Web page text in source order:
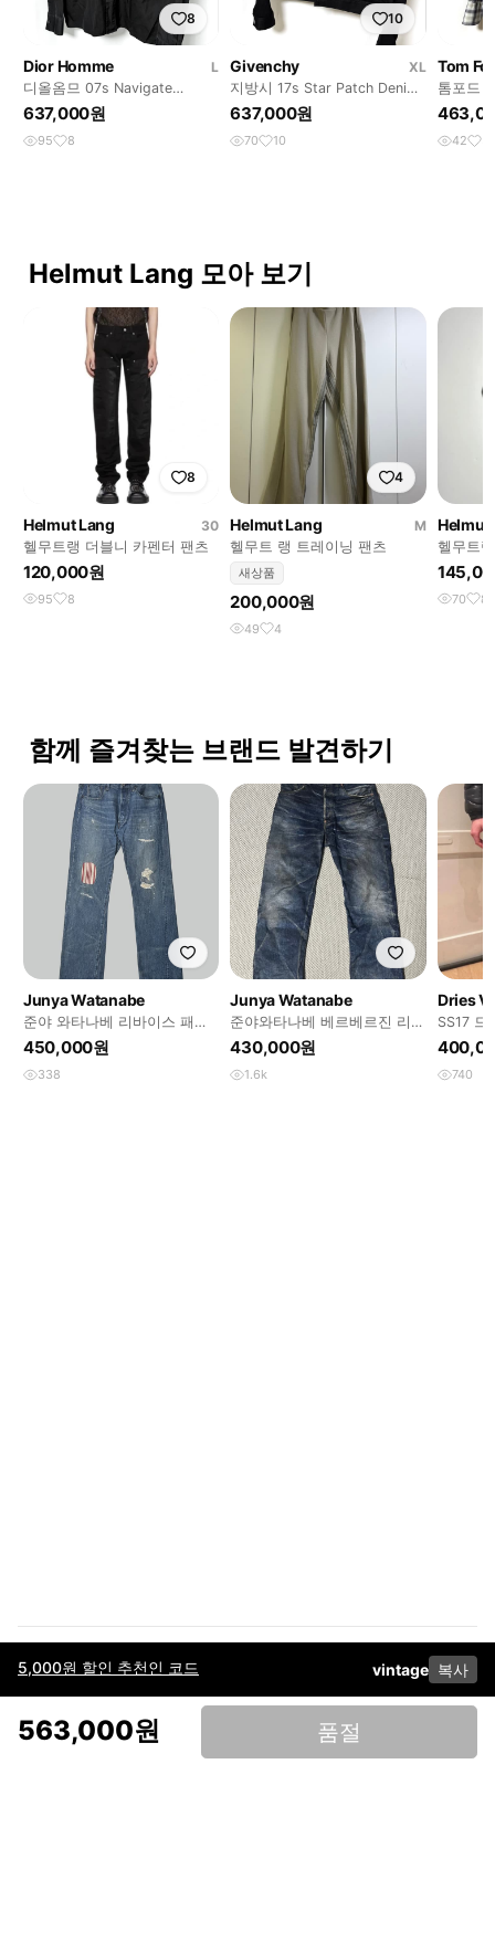
5,000원 할인 추천인 코드 vintage 복사
563,000원 품절
8
Dior Homme
L
디올옴므 07s Navigate
Military Placket 셔츠
637,000원
95 8
10
Givenchy
XL
지방시 17s Star Patch Denim
Trucker 자켓
637,000원
70 10
Tom
톰포드
Snap
42 5
Helmut Lang 모아 보기
8
Helmut Lang
30
헬무트랭 더블니 카펜터 팬츠
120,000원
95 8
4
Helmut Lang
M
헬무트 랭 트레이닝 팬츠
새상품
200,000원
49 4
Helmut
헬무트
로이드
70 8
함께 즐겨찾는 브랜드 발견하기
Junya Watanabe
준야 와타나베 리바이스 패치
데님
450,000원
338
Junya Watanabe
준야와타나베 베르베르진 리바
이스 나일론 데님
430,000원
1.6k
Dries
SS17 드
이드 진
740
이용약관고객센터판매개인정보 처리방침사업자 정보다운로드